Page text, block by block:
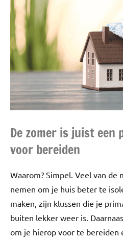
De zomer is juist een
voor bereiden
Waarom? Simpel. Veel van
nemen om je huis beter te
maken, zijn klussen die je
buiten lekker weer is.
om je hierop voor te bereiden